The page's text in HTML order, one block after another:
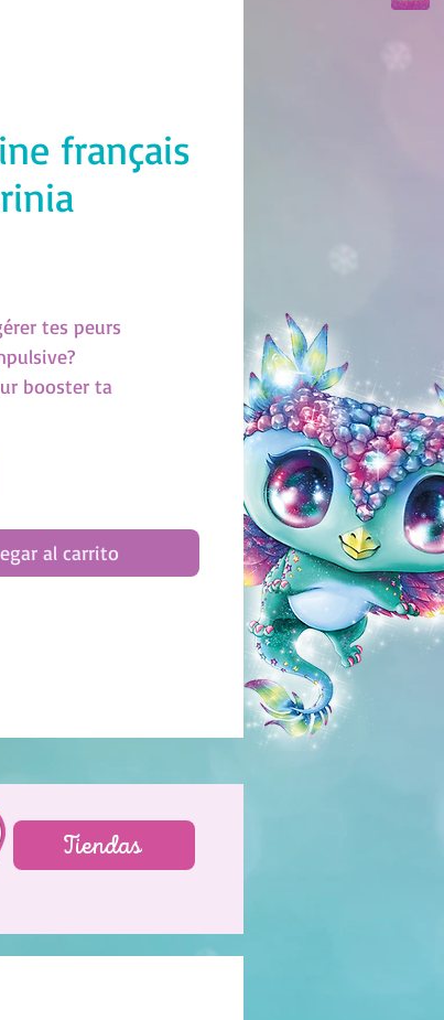
français
tes peurs
booster ta
affiche géante, 4
2 toupies
par numéros
al carrito
Tiendas